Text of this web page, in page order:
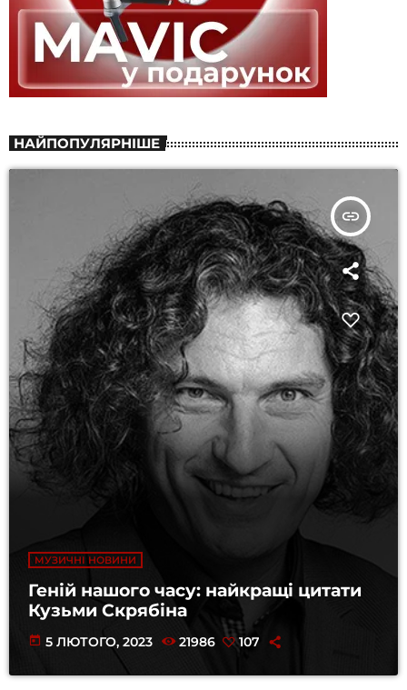
НАЙПОПУЛЯРНІШЕ
insert_link
МУЗИЧНІ НОВИНИ
Геній нашого часу: найкращі цитати
Кузьми Скрябіна
today 5 ЛЮТОГО, 2023 21986 107